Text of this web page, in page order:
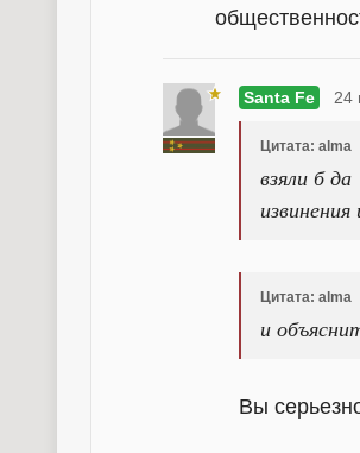
Santa Fe 24
Цитата: alma
взяли б
Цитата: alma
и
Вы